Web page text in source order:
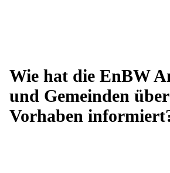
Wie hat die EnBW
und Gemeinden
Vorhaben